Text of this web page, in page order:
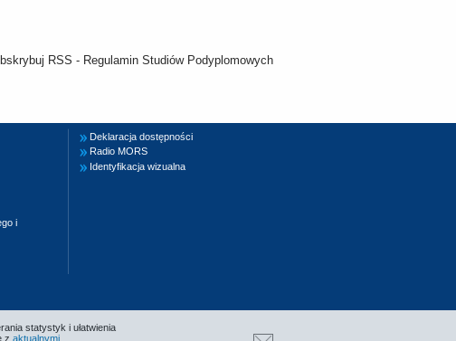
i
Deklaracja dostępności
Radio MORS
Identyfikacja wizualna
statystyk i ułatwienia
z aktualnymi